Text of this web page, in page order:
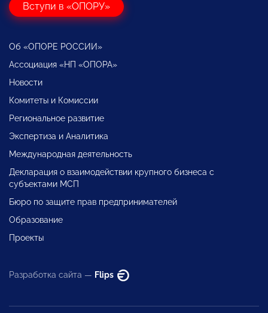
Вступи в «ОПОРУ»
Об «ОПОРЕ РОССИИ»
Ассоциация «НП «ОПОРА»
Новости
Комитеты и Комиссии
Региональное развитие
Экспертиза и Аналитика
Международная деятельность
Декларация о взаимодействии крупного бизнеса с
субъектами МСП
Бюро по защите прав предпринимателей
Образование
Проекты
Разработка сайта — Flips